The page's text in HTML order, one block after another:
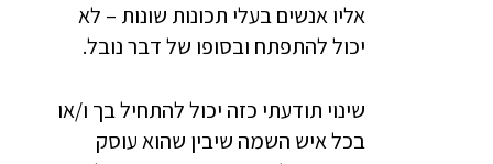
אליו אנשים בעלי תכונות שונות – לא
יכול להתפתח ובסופו של דבר נובל.
שינוי תודעתי כזה יכול להתחיל בך ו/או
בכל איש השמה שיבין שהוא עוסק